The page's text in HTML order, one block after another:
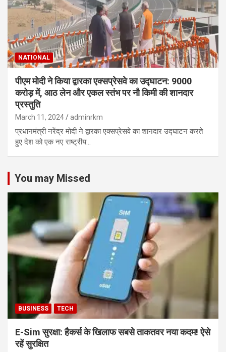
NATIONAL
पीएम मोदी ने किया द्वारका एक्सप्रेसवे का उद्घाटन: 9000
करोड़ में, आठ लेन और एकल स्तंभ पर नौ किमी की शानदार
प्रस्तुति
March 11, 2024 adminrkm
प्रधानमंत्री नरेंद्र मोदी ने द्वारका एक्सप्रेसवे का शानदार उद्घाटन करते
हुए देश को एक नए राष्ट्रीय…
You may Missed
BUSINESS TECH
E-Sim सुरक्षा: हैकर्स के खिलाफ सबसे ताकतवर नया कदम! ऐसे
रहें सुरक्षित